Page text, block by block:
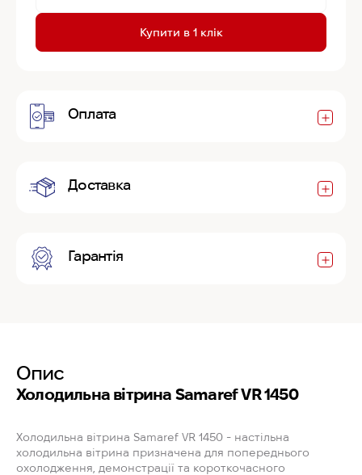
Купити в 1 клік
Оплата
Доставка
Гарантія
Опис
Холодильна вітрина Samaref VR 1450
Холодильна вітрина Samaref VR 1450 - настільна
холодильна вітрина призначена для попереднього
охолодження, демонстрації та короткочасного